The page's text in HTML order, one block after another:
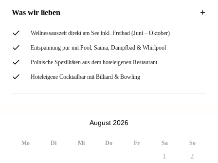
Was wir lieben
Wellnessauszeit direkt am See inkl. Freibad (Juni – Oktober)
Entspannung pur mit Pool, Sauna, Dampfbad & Whirlpool
Polnische Spezilitäten aus dem hoteleigenen Restaurant
Hoteleigene Cocktailbar mit Billiard & Bowling
August 2026
Mo Di Mi Do Fr Sa So
1 2